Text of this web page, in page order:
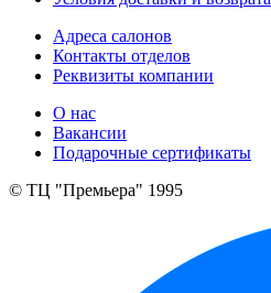
Адреса салонов
Контакты отделов
Реквизиты компании
О нас
Вакансии
Подарочные сертификаты
© ТЦ "Премьера" 1995